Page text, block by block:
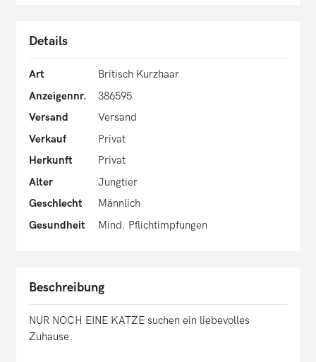
Details
Art
Britisch Kurzhaar
Anzeigennr.
386595
Versand
Versand
Verkauf
Privat
Herkunft
Privat
Alter
Jungtier
Geschlecht
Männlich
Gesundheit
Mind. Pflichtimpfungen
Beschreibung
NUR NOCH EINE KATZE suchen ein liebevolles
Zuhause.